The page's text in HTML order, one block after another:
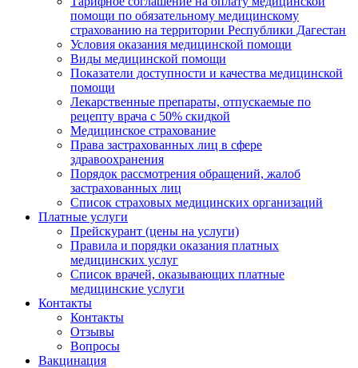
помощи по обязательному медицинскому
страхованию на территории Республики Дагестан
Условия оказания медицинской помощи
Виды медицинской помощи
Показатели доступности и качества медицинской
помощи
Лекарственные препараты, отпускаемые по
рецепту врача с 50% скидкой
Медицинское страхование
Права застрахованных лиц в сфере
здравоохранения
Порядок рассмотрения обращений, жалоб
застрахованных лиц
Список страховых медицинских организаций
Платные услуги
Прейскурант (цены на услуги)
Правила и порядки оказания платных
медицинских услуг
Список врачей, оказывающих платные
медицинские услуги
Контакты
Контакты
Отзывы
Вопросы
Вакцинация